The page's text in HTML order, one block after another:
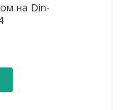
на Din-